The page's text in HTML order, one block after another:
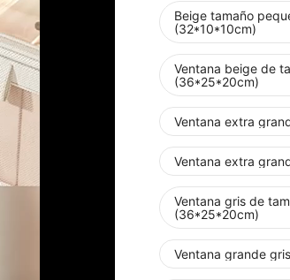
Beige tamaño
(32*10*10cm)
Ventana beige de
(36*25*20cm)
Ventana extra
Ventana extra
Ventana gris de
(36*25*20cm)
Ventana grande